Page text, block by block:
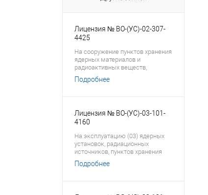
Лицензия № ВО-(УС)-02-307-
4425
На сооружение пунктов хранения
ядерных материалов и
радиоактивных веществ,
хранилищ радиоактивных
отходов
Подробнее
Лицензия № ВО-(УС)-03-101-
4160
На эксплуатацию (03) ядерных
установок, радиационных
источников, пунктов хранения
ядерных материалов,
радиоактивных веществ и
отходов
Подробнее